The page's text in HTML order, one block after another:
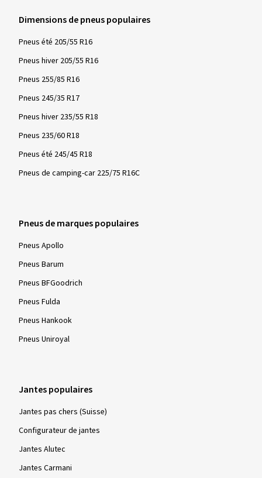
Dimensions de pneus populaires
Pneus été 205/55 R16
Pneus hiver 205/55 R16
Pneus 255/85 R16
Pneus 245/35 R17
Pneus hiver 235/55 R18
Pneus 235/60 R18
Pneus été 245/45 R18
Pneus de camping-car 225/75 R16C
Pneus de marques populaires
Pneus Apollo
Pneus Barum
Pneus BFGoodrich
Pneus Fulda
Pneus Hankook
Pneus Uniroyal
Jantes populaires
Jantes pas chers (Suisse)
Configurateur de jantes
Jantes Alutec
Jantes Carmani